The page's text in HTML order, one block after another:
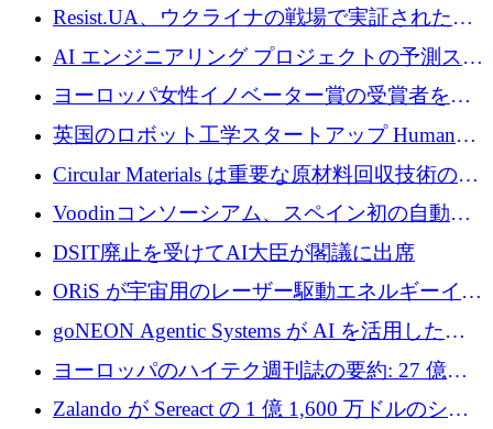
ッション製品インテリジェンス プラットフォ
ームを拡大するためにプレシードを調達
Resist.UA、ウクライナの戦場で実証された防
衛技術を拡大するために5,000万ユーロの欧州
基金を立ち上げる
AI エンジニアリング プロジェクトの予測スタ
ートアップ Cascade が a16z アクセラレータか
らの支援を獲得
ヨーロッパ女性イノベーター賞の受賞者を紹
介します
英国のロボット工学スタートアップ Humanoid
がシリーズ A 1 億 5,200 万ドルで評価額 13 億
5,000 万ドルに到達
Circular Materials は重要な原材料回収技術の拡
張に 1,180 万ユーロを確保
Voodinコンソーシアム、スペイン初の自動木
製ブレード工場の建設にEU補助金4,800万ユ
ーロを確保
DSIT廃止を受けてAI大臣が閣議に出席
ORiS が宇宙用のレーザー駆動エネルギーイン
フラの構築に 500 万ユーロを調達
goNEON Agentic Systems が AI を活用したイ
ンフラ計画を加速するために 16 万ユーロを確
ヨーロッパのハイテク週刊誌の要約: 27 億ユ
ーロを超える 60 以上のハイテク資金調達取引
Zalando が Sereact の 1 億 1,600 万ドルのシリ